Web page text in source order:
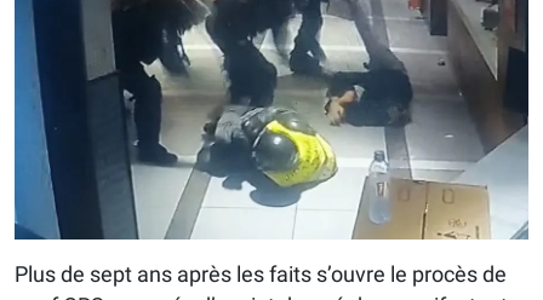
Plus de sept ans après les faits s’ouvre le procès de